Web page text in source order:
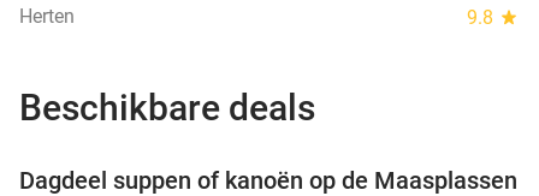
Herten 9.8 star
Beschikbare deals
Dagdeel suppen of kanoën op de Maasplassen